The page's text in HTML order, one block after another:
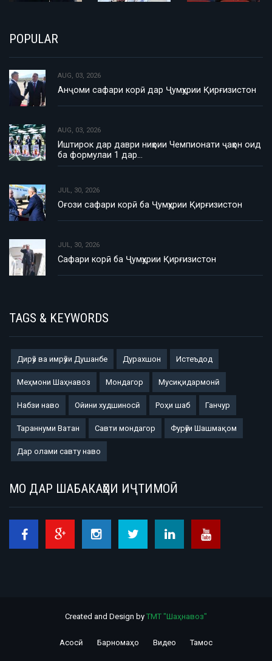
POPULAR
AUG, 03, 2026
Анҷоми сафари корӣ дар Ҷумҳурии Қирғизистон
AUG, 03, 2026
Иштирок дар даври ниҳоии Чемпионати ҷаҳон оид
ба формулаи 1 дар…
JUL, 30, 2026
Оғози сафари корӣ ба Ҷумҳурии Қирғизистон
JUL, 30, 2026
Сафари корӣ ба Ҷумҳурии Қирғизистон
TAGS & KEYWORDS
Дирӯз ва имрӯзи Душанбе Дурахшон Истеъдод
Меҳмони Шаҳнавоз Мондагор Мусиқидармонӣ
Набзи наво Ойини худшиносӣ Роҳи шаб Ганчур
Тараннуми Ватан Савти мондагор Фурӯғи Шашмақом
Дар олами савту наво
МО ДАР ШАБАКАҲОИ ИҶТИМОӢ
Created and Design by ТМТ "Шаҳнавоз"
Асосӣ Барномаҳо Видео Тамос